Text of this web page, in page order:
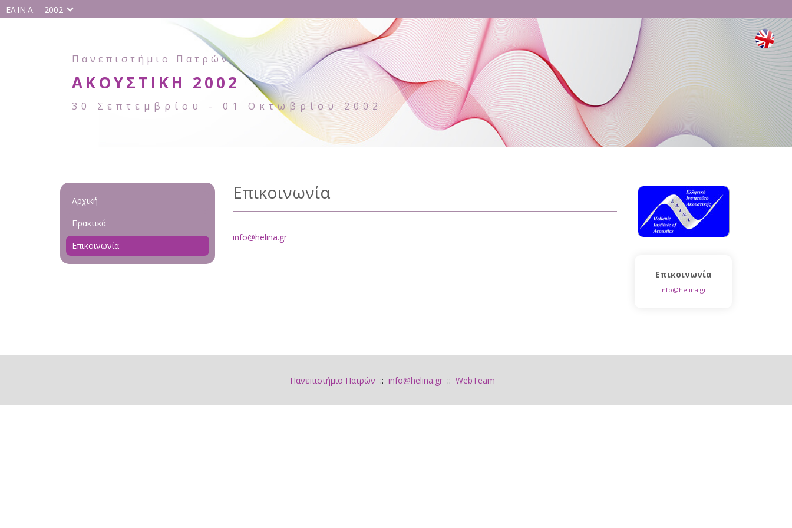
ΕΛ.ΙΝ.Α. 2002
Πανεπιστήμιο Πατρών
ΑΚΟΥΣΤΙΚΗ 2002
30 Σεπτεμβρίου - 01 Οκτωβρίου 2002
Αρχική
Πρακτικά
Επικοινωνία
Επικοινωνία
info@helina.gr
Επικοινωνία
info@helina.gr
Πανεπιστήμιο Πατρών :: info@helina.gr :: WebTeam